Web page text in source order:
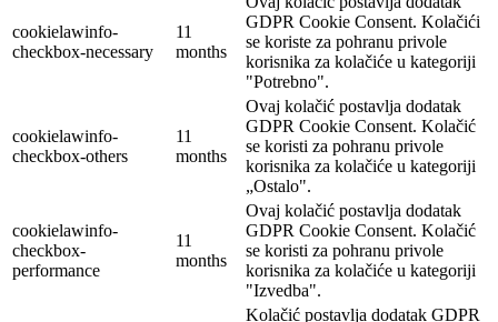
cookielawinfo-
checkbox-necessary
11
months
GDPR Cookie Consent. Kolačići
se koriste za pohranu privole
korisnika za kolačiće u kategoriji
"Potrebno".
cookielawinfo-
checkbox-others
11
months
Ovaj kolačić postavlja dodatak
GDPR Cookie Consent. Kolačić
se koristi za pohranu privole
korisnika za kolačiće u kategoriji
„Ostalo".
cookielawinfo-
checkbox-
performance
11
months
Ovaj kolačić postavlja dodatak
GDPR Cookie Consent. Kolačić
se koristi za pohranu privole
korisnika za kolačiće u kategoriji
"Izvedba".
Kolačić postavlja dodatak GDPR